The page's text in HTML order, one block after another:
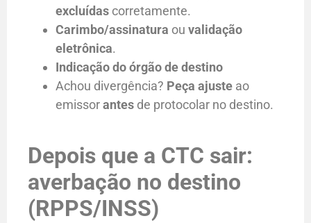
excluídas corretamente.
Carimbo/assinatura ou validação
eletrônica.
Indicação do órgão de destino
Achou divergência? Peça ajuste ao
emissorantes de protocolar no destino.
Depois que a CTC sair:
averbação no destino
(RPPS/INSS)